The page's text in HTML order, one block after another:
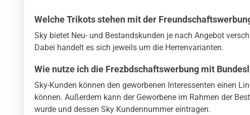
Welche Trikots stehen mit der
Sky bietet Neu- und Bestandskunden je nach Angebot
Dabei handelt es sich jeweils um die Herrenvarianten.
Wie nutze ich die Frezbdschaftswerbung mit
Sky-Kunden können den geworbenen Interessenten einen
können. Außerdem kann der Geworbene im Rahmen der
wurde und dessen Sky Kundennummer eintragen.